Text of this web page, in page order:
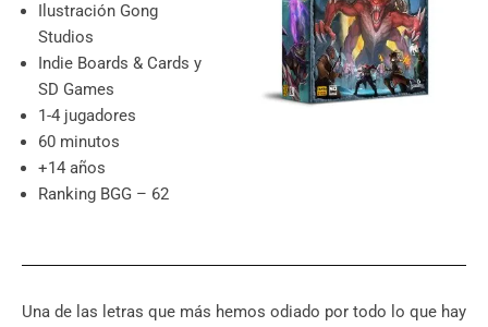
Ilustración Gong
Studios
Indie Boards & Cards y
SD Games
1-4 jugadores
60 minutos
+14 años
Ranking BGG – 62
Una de las letras que más hemos odiado por todo lo que hay